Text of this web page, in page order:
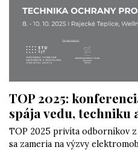
TOP 2025:
spája vedu, techniku
TOP 2025 privíta odborníkov
sa zameria na výzvy